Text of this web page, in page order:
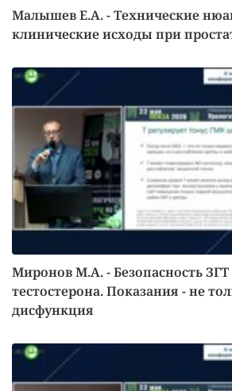
Малышев Е.А. - Технические
клинические исходы при
Миронов М.А. - Безопасность
тестостерона. Показания - не
дисфункция